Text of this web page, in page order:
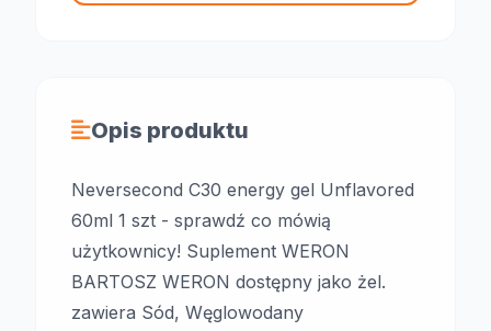
Opis produktu
Neversecond C30 energy gel Unflavored
60ml 1 szt - sprawdź co mówią
użytkownicy! Suplement WERON
BARTOSZ WERON dostępny jako żel.
zawiera Sód, Węglowodany